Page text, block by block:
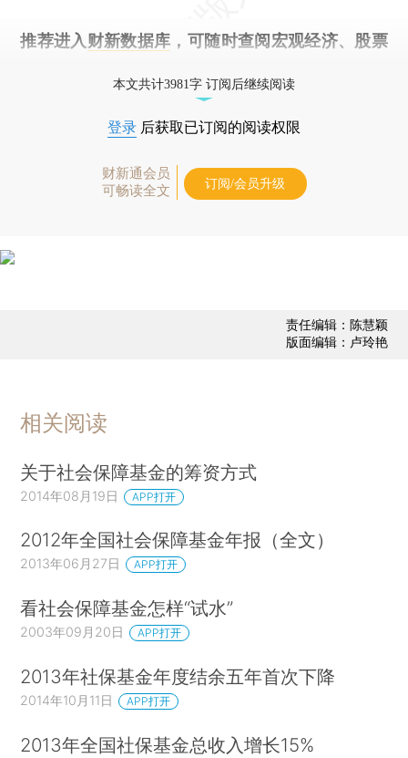
推荐进入 财新数据库 ，可随时查阅宏观经济、股票
本文共计3981字 订阅后继续阅读
登录 后获取已订阅的阅读权限
财新通会员
可畅读全文
订阅/会员升级
责任编辑：陈慧颖
版面编辑：卢玲艳
相关阅读
关于社会保障基金的筹资方式
2014年08月19日 APP打开
2012年全国社会保障基金年报（全文）
2013年06月27日 APP打开
看社会保障基金怎样“试水”
2003年09月20日 APP打开
2013年社保基金年度结余五年首次下降
2014年10月11日 APP打开
2013年全国社保基金总收入增长15%